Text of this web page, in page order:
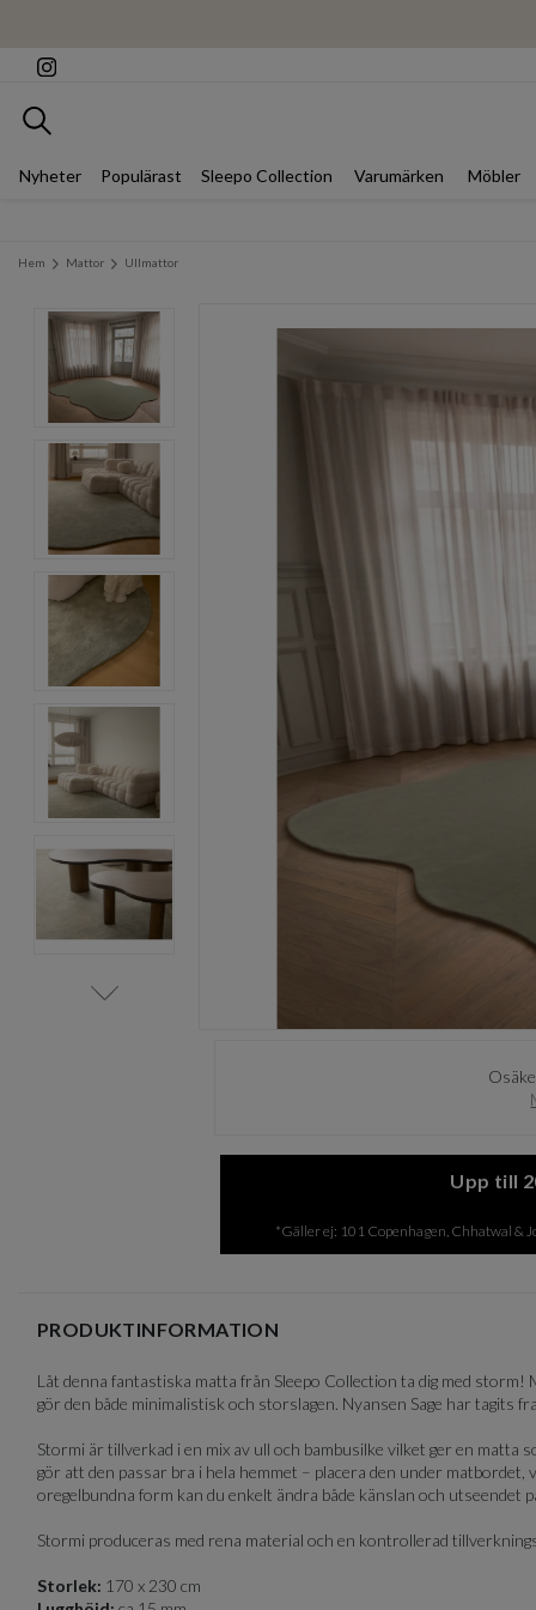
Sök
Nyheter Populärast Sleepo Collection Varumärken Möbler
Hem Mattor Ullmattor
Item
Upp till
*Gäller ej: 101 Copenhagen, Chhatwal &
PRODUKTINFORMATION
Låt denna fantastiska matta från Sleepo Collection ta dig med
gör den både minimalistisk och storslagen. Nyansen Sage har tagits
Stormi är tillverkad i en mix av ull och bambusilke vilket ger en
gör att den passar bra i hela hemmet – placera den under
oregelbundna form kan du enkelt ändra både känslan och utseendet
Stormi produceras med rena material och en kontrollerad
Storlek: 170 x 230 cm